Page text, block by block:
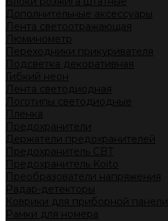
Дополнительные аксессуары
Лента светоотражающая
Люминометр
Переходники прикуривателя
Подсветка декоративная
Гибкий неон
Лента светодиодная
Логотипы светодиодные
Пленка
Предохранители
Держатели предохранителей
Предохранитель CBT
Предохранитель Koito
Преобразователи напряжения
Радар-детекторы
Коврики для приборной панели
Рамки для номера